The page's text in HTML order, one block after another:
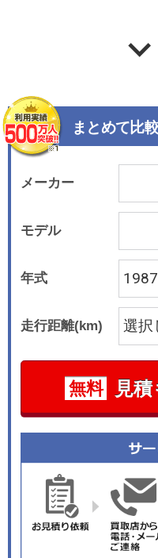
まとめて比
メーカー
モデル
年式
走行距離(km)
無料 見